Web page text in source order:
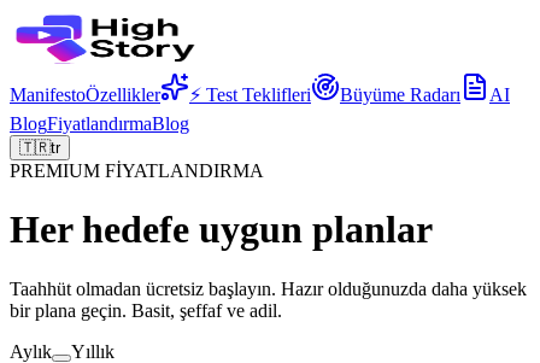
ManifestoÖzellikler ⚡ Test Teklifleri Büyüme Radarı
AI
BlogFiyatlandırmaBlog
🇹🇷tr
PREMIUM FİYATLANDIRMA
Her hedefe uygun planlar
Taahhüt olmadan ücretsiz başlayın. Hazır olduğunuzda daha yüksek
bir plana geçin. Basit, şeffaf ve adil.
Aylık
Yıllık